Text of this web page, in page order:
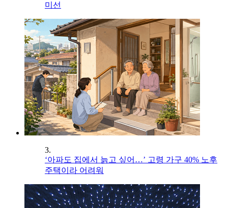
미선
3.
‘아파도 집에서 늙고 싶어…’ 고령 가구 40% 노후
주택이라 어려워